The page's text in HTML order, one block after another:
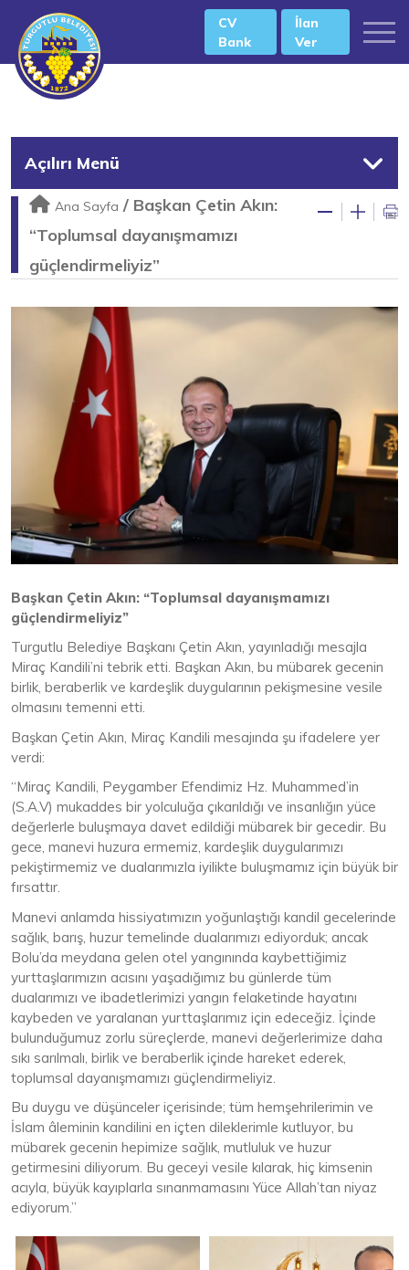
CV
Bank
İlan
Ver
Açılırı Menü
Ana Sayfa / Başkan Çetin Akın:
“Toplumsal dayanışmamızı
güçlendirmeliyiz”
Başkan Çetin Akın: “Toplumsal dayanışmamızı
güçlendirmeliyiz”
Turgutlu Belediye Başkanı Çetin Akın, yayınladığı mesajla
Miraç Kandili’ni tebrik etti. Başkan Akın, bu mübarek gecenin
birlik, beraberlik ve kardeşlik duygularının pekişmesine vesile
olmasını temenni etti.
Başkan Çetin Akın, Miraç Kandili mesajında şu ifadelere yer
verdi:
“Miraç Kandili, Peygamber Efendimiz Hz. Muhammed’in
(S.A.V) mukaddes bir yolculuğa çıkarıldığı ve insanlığın yüce
değerlerle buluşmaya davet edildiği mübarek bir gecedir. Bu
gece, manevi huzura ermemiz, kardeşlik duygularımızı
pekiştirmemiz ve dualarımızla iyilikte buluşmamız için büyük bir
fırsattır.
Manevi anlamda hissiyatımızın yoğunlaştığı kandil gecelerinde
sağlık, barış, huzur temelinde dualarımızı ediyorduk; ancak
Bolu’da meydana gelen otel yangınında kaybettiğimiz
yurttaşlarımızın acısını yaşadığımız bu günlerde tüm
dualarımızı ve ibadetlerimizi yangın felaketinde hayatını
kaybeden ve yaralanan yurttaşlarımız için edeceğiz. İçinde
bulunduğumuz zorlu süreçlerde, manevi değerlerimize daha
sıkı sarılmalı, birlik ve beraberlik içinde hareket ederek,
toplumsal dayanışmamızı güçlendirmeliyiz.
Bu duygu ve düşünceler içerisinde; tüm hemşehrilerimin ve
İslam âleminin kandilini en içten dileklerimle kutluyor, bu
mübarek gecenin hepimize sağlık, mutluluk ve huzur
getirmesini diliyorum. Bu geceyi vesile kılarak, hiç kimsenin
acıyla, büyük kayıplarla sınanmamasını Yüce Allah’tan niyaz
ediyorum.”